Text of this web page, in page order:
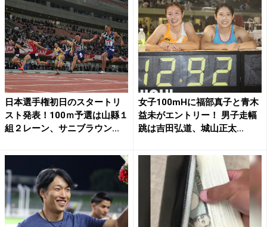
日本選手権初日のスタートリ
スト発表！100ｍ予選は山縣１
組２レーン、サニブラウン...
女子100mHに福部真子と青木
益未がエントリー！ 男子走幅
跳は吉田弘道、城山正太...